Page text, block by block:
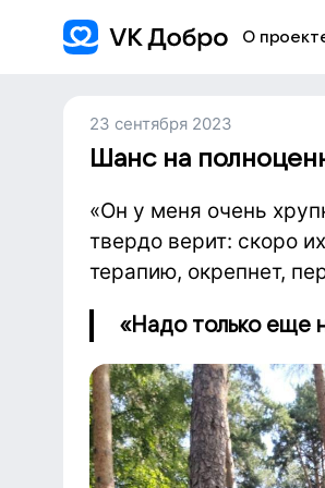
О
23 сентября 2023
Шанс на
«Он у меня очень
твердо верит: скоро
терапию, окрепнет,
«Надо только еще